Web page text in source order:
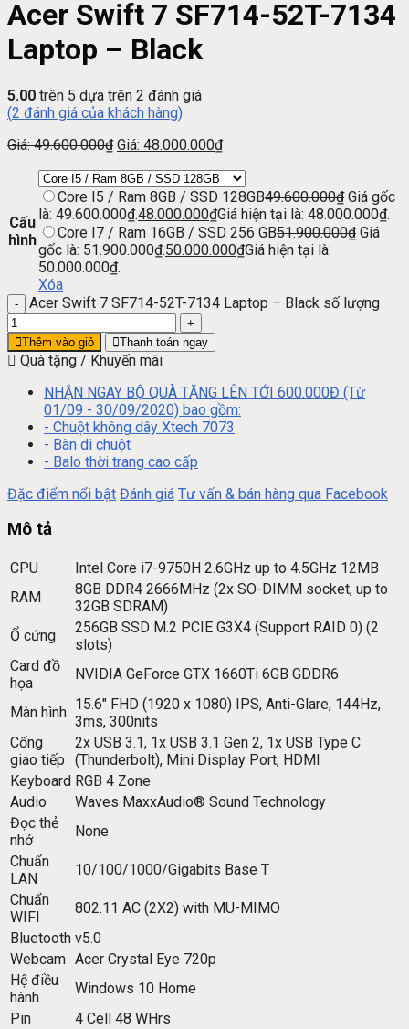
Acer Swift 7 SF714-52T-7134
Laptop – Black
5.00 trên 5 dựa trên 2 đánh giá
(2 đánh giá của khách hàng)
Giá:49.600.000₫ Giá: 48.000.000₫
Cấu
hình
Core I5 / Ram 8GB / SSD 128GB49.600.000₫ Giá gốc
là: 49.600.000₫.48.000.000₫Giá hiện tại là: 48.000.000₫.
Core I7 / Ram 16GB / SSD 256 GB51.900.000₫ Giá
gốc là: 51.900.000₫.50.000.000₫Giá hiện tại là:
50.000.000₫.
Xóa
Acer Swift 7 SF714-52T-7134 Laptop – Black số lượng
Thêm vào giỏ Thanh toán ngay
Quà tặng / Khuyến mãi
NHẬN NGAY BỘ QUÀ TẶNG LÊN TỚI 600.000Đ (Từ
01/09 - 30/09/2020) bao gồm:
- Chuột không dây Xtech 7073
- Bàn di chuột
- Balo thời trang cao cấp
Đặc điểm nổi bật Đánh giá Tư vấn & bán hàng qua Facebook
Mô tả
CPU
Intel Core i7-9750H 2.6GHz up to 4.5GHz 12MB
RAM
8GB DDR4 2666MHz (2x SO-DIMM socket, up to
32GB SDRAM)
Ổ cứng
256GB SSD M.2 PCIE G3X4 (Support RAID 0) (2
slots)
Card đồ
họa
NVIDIA GeForce GTX 1660Ti 6GB GDDR6
Màn hình 15.6″ FHD (1920 x 1080) IPS, Anti-Glare, 144Hz,
3ms, 300nits
Cổng
giao tiếp
2x USB 3.1, 1x USB 3.1 Gen 2, 1x USB Type C
(Thunderbolt), Mini Display Port, HDMI
Keyboard RGB 4 Zone
Audio
Waves MaxxAudio® Sound Technology
Đọc thẻ
nhớ
None
Chuẩn
LAN
10/100/1000/Gigabits Base T
Chuẩn
WIFI
802.11 AC (2X2) with MU-MIMO
Bluetooth v5.0
Webcam Acer Crystal Eye 720p
Hệ điều
hành
Windows 10 Home
Pin
4 Cell 48 WHrs